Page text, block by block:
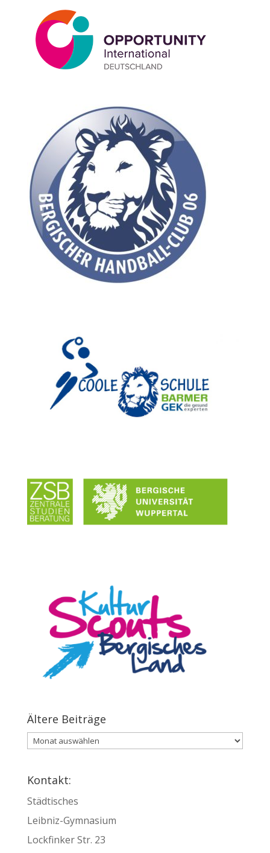
Ältere Beiträge
Ältere
Kontakt:
Städtisches
Leibniz-Gymnasium
Lockfinker Str. 23